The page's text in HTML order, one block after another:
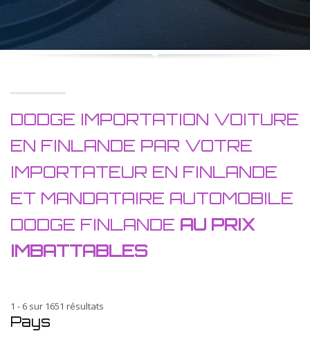
DODGE IMPORTATION VOITURE
EN FINLANDE PAR VOTRE
IMPORTATEUR EN FINLANDE
ET MANDATAIRE AUTOMOBILE
DODGE FINLANDE AU PRIX
IMBATTABLES
1 - 6 sur 1651 résultats
Pays